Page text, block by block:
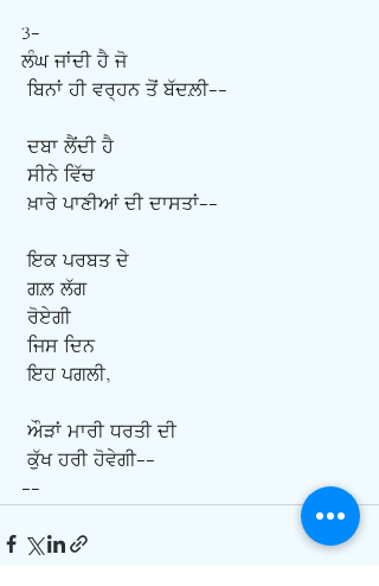
3-
ਲੰਘ ਜਾਂਦੀ ਹੈ ਜੋ
ਬਿਨਾਂ ਹੀ ਵਰ੍ਹਨ ਤੋਂ ਬੱਦਲ਼ੀ--
ਦਬਾ ਲੈਂਦੀ ਹੈ
ਸੀਨੇ ਵਿੱਚ
ਖ਼ਾਰੇ ਪਾਣੀਆਂ ਦੀ ਦਾਸਤਾਂ--
ਇਕ ਪਰਬਤ ਦੇ
ਗਲ਼ ਲੱਗ
ਰੋਏਗੀ
ਜਿਸ ਦਿਨ
ਇਹ ਪਗਲੀ,
ਔੜਾਂ ਮਾਰੀ ਧਰਤੀ ਦੀ
ਕੁੱਖ ਹਰੀ ਹੋਵੇਗੀ--
--